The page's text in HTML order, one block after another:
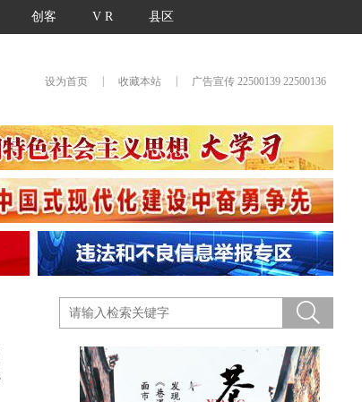
创客 V R 县区
设为首页 收藏本站 广告宣传 22500139 22500136